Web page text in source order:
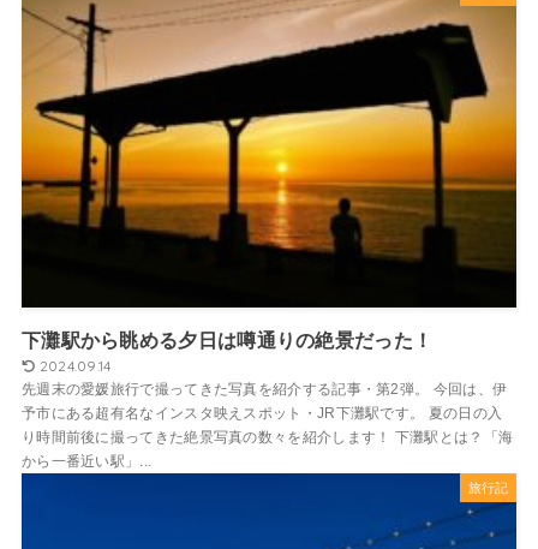
下灘駅から眺める夕日は噂通りの絶景だった！
2024.09.14
先週末の愛媛旅行で撮ってきた写真を紹介する記事・第2弾。 今回は、伊
予市にある超有名なインスタ映えスポット・JR下灘駅です。 夏の日の入
り時間前後に撮ってきた絶景写真の数々を紹介します！ 下灘駅とは？「海
から一番近い駅」...
旅行記